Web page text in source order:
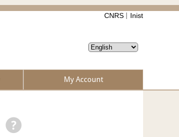
CNRS Inist
My Account